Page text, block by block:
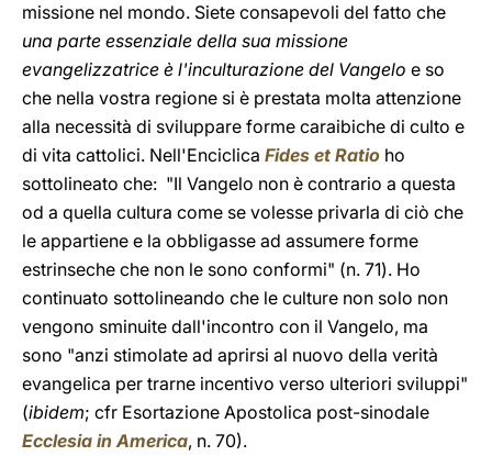
missione nel mondo. Siete consapevoli del fatto che
una parte essenziale della sua missione
evangelizzatrice è l'inculturazione del Vangelo e so
che nella vostra regione si è prestata molta attenzione
alla necessità di sviluppare forme caraibiche di culto e
di vita cattolici. Nell'Enciclica Fides et Ratio ho
sottolineato che: "Il Vangelo non è contrario a questa
od a quella cultura come se volesse privarla di ciò che
le appartiene e la obbligasse ad assumere forme
estrinseche che non le sono conformi" (n. 71). Ho
continuato sottolineando che le culture non solo non
vengono sminuite dall'incontro con il Vangelo, ma
sono "anzi stimolate ad aprirsi al nuovo della verità
evangelica per trarne incentivo verso ulteriori sviluppi"
(ibidem; cfr Esortazione Apostolica post-sinodale
Ecclesia in America, n. 70).